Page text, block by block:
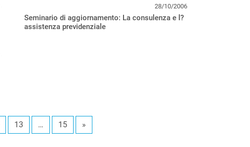
28/10/2006
Seminario di aggiornamento: La consulenza e l?
assistenza previdenziale
13 … 15 »